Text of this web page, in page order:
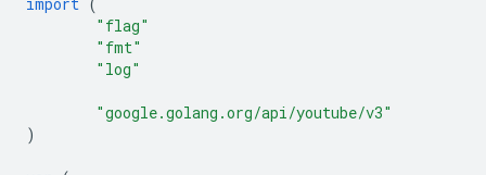
"flag"
"fmt"
"log"
"google.golang.org/api/youtube/v3"
)